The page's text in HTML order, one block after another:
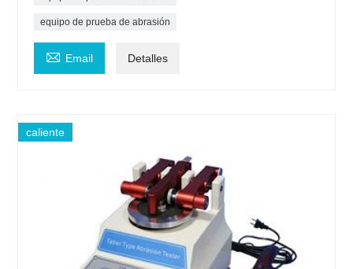
equipo de prueba de abrasión
 Email Detalles
caliente